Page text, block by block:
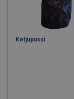
Ketjupussi